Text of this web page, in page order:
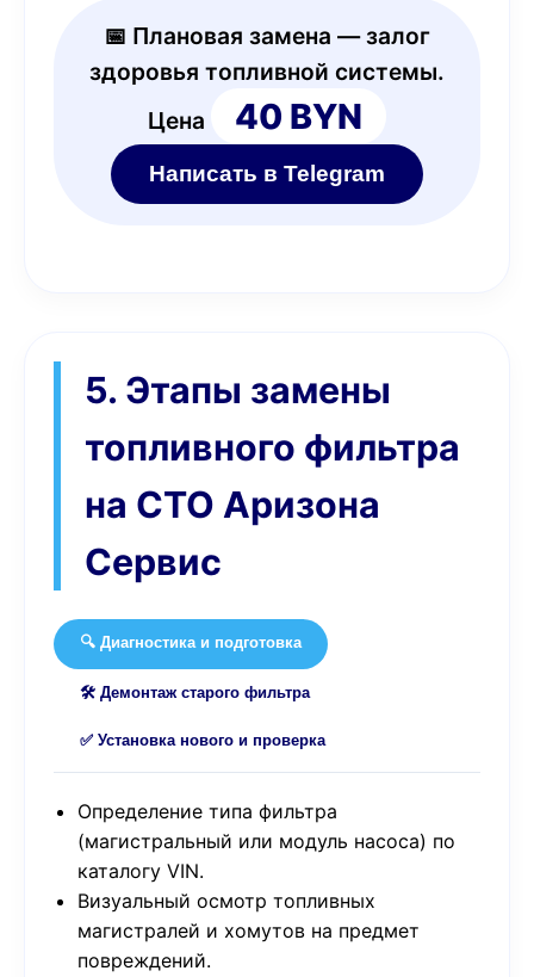
📅 Плановая замена — залог
здоровья топливной системы.
Цена
40 BYN
Написать в Telegram
5. Этапы замены
топливного фильтра
на СТО Аризона
Сервис
🔍 Диагностика и подготовка
🛠️ Демонтаж старого фильтра
✅ Установка нового и проверка
Определение типа фильтра
(магистральный или модуль насоса) по
каталогу VIN.
Визуальный осмотр топливных
магистралей и хомутов на предмет
повреждений.